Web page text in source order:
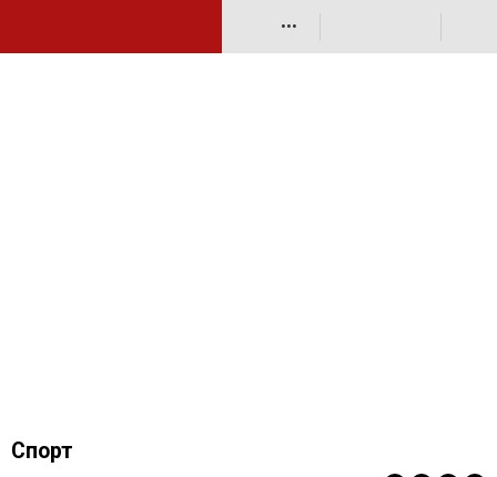
•••
Спорт